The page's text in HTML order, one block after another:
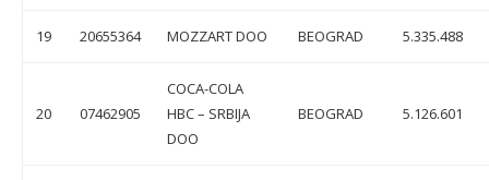
19 20655364 MOZZART DOO BEOGRAD 5.335.488
20 07462905
COCA-COLA
HBC – SRBIJA
DOO
BEOGRAD 5.126.601